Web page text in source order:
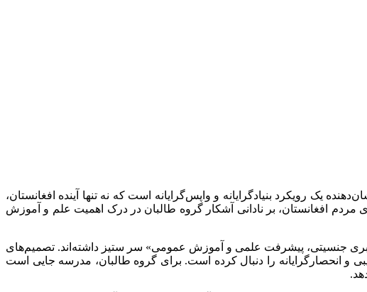
یک رویکرد بنیادگرایانه و واپس‌گرایانه است که نه تنها آینده افغانستان،
افغانستان، بر نادانی آشکار گروه طالبان در درک اهمیت علم و آموزش
جنسیتی، پیشرفت علمی و آموزش عمومی» سر ستیز داشته‌اند. تصمیم‌های
بلکه همواره اهدافی تخریبی و انحصارگرایانه را دنبال کرده است. برای گروه طالبان، مدرسه جایی است